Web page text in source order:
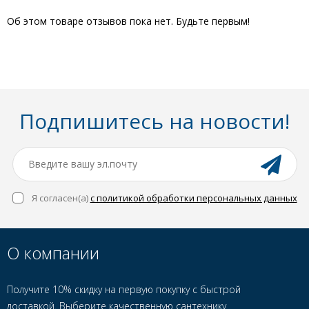
Об этом товаре отзывов пока нет. Будьте первым!
Подпишитесь на новости!
Я согласен(a)с политикой обработки персональных данных
О компании
Получите 10% скидку на первую покупку с быстрой
доставкой. Выберите качественную сантехнику